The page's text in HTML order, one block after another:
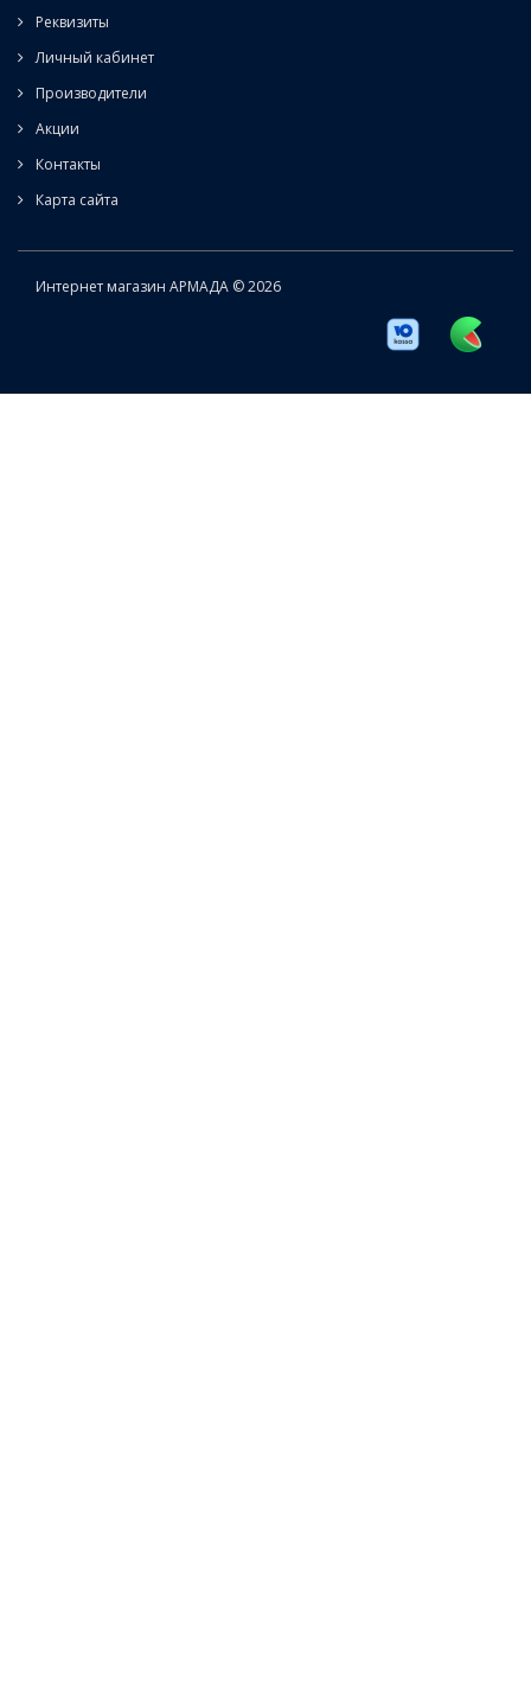
Реквизиты
Личный кабинет
Производители
Акции
Контакты
Карта сайта
Интернет магазин АРМАДА © 2026